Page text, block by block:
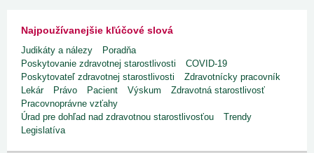
Najpoužívanejšie kľúčové slová
Judikáty a nálezy
Poradňa
Poskytovanie zdravotnej starostlivosti
COVID-19
Poskytovateľ zdravotnej starostlivosti
Zdravotnícky pracovník
Lekár
Právo Pacient Výskum
Zdravotná starostlivosť
Pracovnoprávne vzťahy
Úrad pre dohľad nad zdravotnou starostlivosťou
Trendy
Legislatíva